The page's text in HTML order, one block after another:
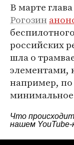
В марте
Рогозин
российских
шла о
элементами,
например, по
Что
нашем